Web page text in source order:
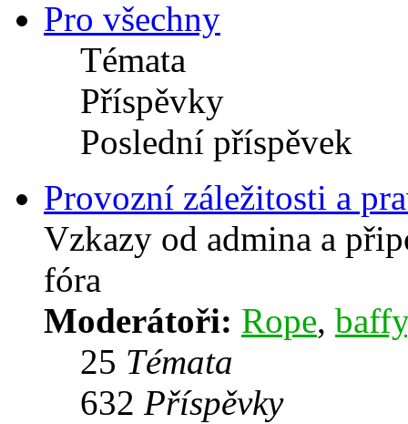
Pro všechny
Témata
Příspěvky
Poslední příspěvek
Provozní záležitosti a
Vzkazy od admina a
fóra
Moderátoři: Rope, baffy
25 Témata
632 Příspěvky